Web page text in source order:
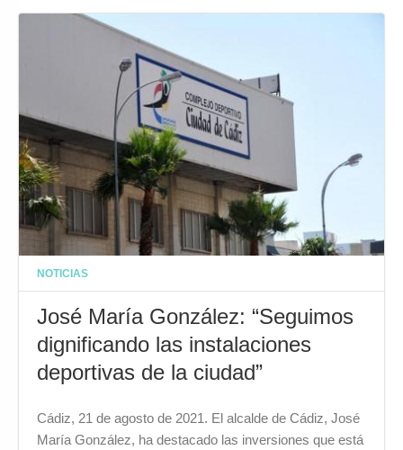
NOTICIAS
José María González: “Seguimos
dignificando las instalaciones
deportivas de la ciudad”
Cádiz, 21 de agosto de 2021. El alcalde de Cádiz, José
María González, ha destacado las inversiones que está